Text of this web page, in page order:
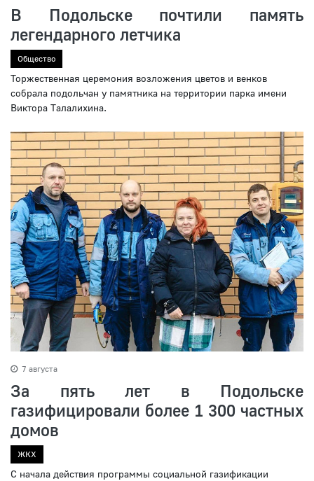
В Подольске почтили память
легендарного летчика
Общество
Торжественная церемония возложения цветов и венков
собрала подольчан у памятника на территории парка имени
Виктора Талалихина.
7 августа
За пять лет в Подольске
газифицировали более 1 300 частных
домов
ЖКХ
С начала действия программы социальной газификации